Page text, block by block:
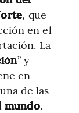
, que
en el
La
” y
en
de las
.